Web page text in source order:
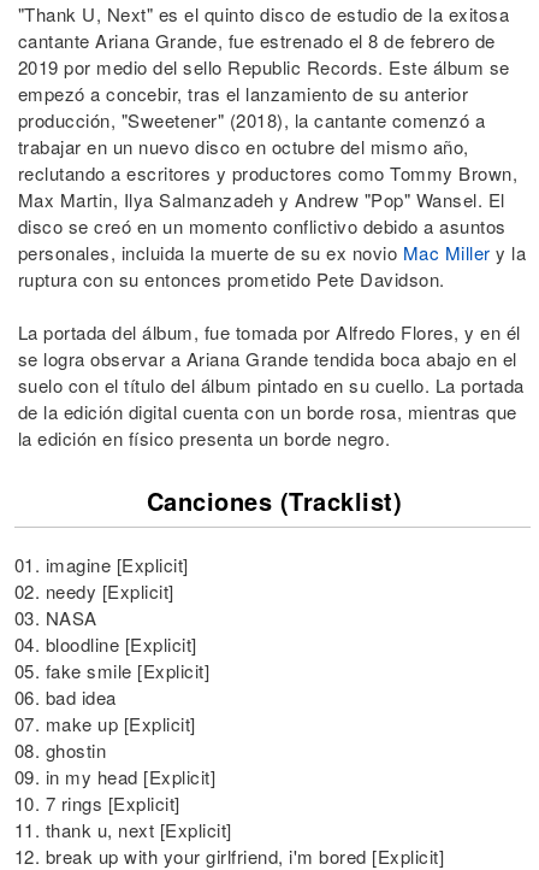
"Thank U, Next" es el quinto disco de estudio de la exitosa
cantante Ariana Grande, fue estrenado el 8 de febrero de
2019 por medio del sello Republic Records. Este álbum se
empezó a concebir, tras el lanzamiento de su anterior
producción, "Sweetener" (2018), la cantante comenzó a
trabajar en un nuevo disco en octubre del mismo año,
reclutando a escritores y productores como Tommy Brown,
Max Martin, Ilya Salmanzadeh y Andrew "Pop" Wansel. El
disco se creó en un momento conflictivo debido a asuntos
personales, incluida la muerte de su ex novio Mac Miller y la
ruptura con su entonces prometido Pete Davidson.
La portada del álbum, fue tomada por Alfredo Flores, y en él
se logra observar a Ariana Grande tendida boca abajo en el
suelo con el título del álbum pintado en su cuello. La portada
de la edición digital cuenta con un borde rosa, mientras que
la edición en físico presenta un borde negro.
Canciones (Tracklist)
01. imagine [Explicit]
02. needy [Explicit]
03. NASA
04. bloodline [Explicit]
05. fake smile [Explicit]
06. bad idea
07. make up [Explicit]
08. ghostin
09. in my head [Explicit]
10. 7 rings [Explicit]
11. thank u, next [Explicit]
12. break up with your girlfriend, i'm bored [Explicit]